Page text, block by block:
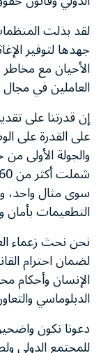
لقد بذلت
جهدها لتوفير
الأحيان مع
العاملين في مجال
إن قدرتنا على
على القدرة على
والجولة الأولى
سوى مثال واحد،
التطعيمات
نحن نحث زعماء
لضمان احترام
الإنسان وأحكام
الدبلوماسي
دعونا نكون
للمجتمع الدولي